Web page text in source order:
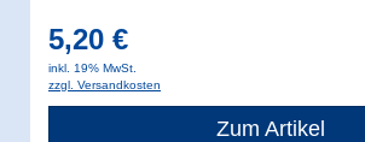
Mehl
Schrot
5,20 €
inkl. 19% MwSt.
zzgl. Versandkosten
Zum Artikel